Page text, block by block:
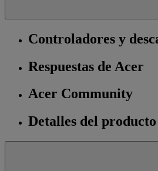
Controladores y
Respuestas de Acer
Acer Community
Detalles del producto